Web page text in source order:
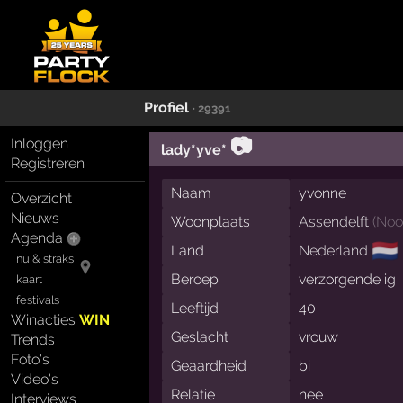
Profiel · 29391
Inloggen
Registreren
Overzicht
Nieuws
Agenda
nu & straks
kaart
festivals
WinactiesWIN
Trends
Foto's
Video's
Interviews
lady*yve* 📷
Naam
yvonne
Woonplaats
Assendelft (
Land
Nederland 🇳🇱
Beroep
verzorgende ig
Leeftijd
40
Geslacht
vrouw
Geaardheid
bi
Relatie
nee